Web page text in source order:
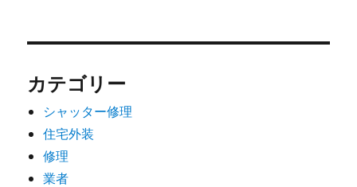
カテゴリー
シャッター修理
住宅外装
修理
業者